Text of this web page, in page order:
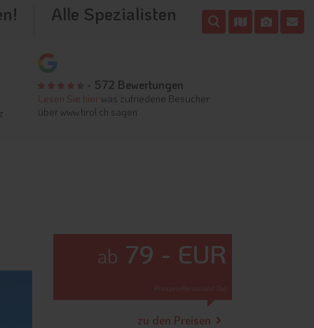
Alle Spezialisten
- 572 Bewertungen
Lesen Sie hierwas zufriedene Besucher
über www.tirol.ch sagen
ab 79 - EUR
zu den Preisen